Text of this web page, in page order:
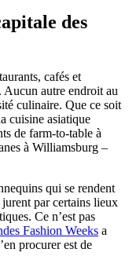
des
cafés et
Aucun autre endroit au
culinaire. Que ce soit
cuisine asiatique
de farm-to-table à
à Williamsburg –
qui se rendent
jurent par certains lieux
Ce n’est pas
Fashion Weeks a
procurer est de